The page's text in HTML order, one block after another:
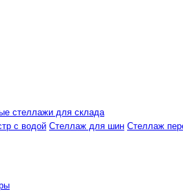
стеллажи для склада
с водой Стеллаж для шин Стеллаж